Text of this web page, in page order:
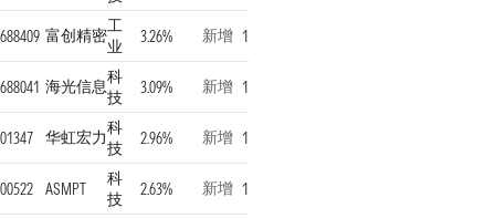
688409 富创精密工
业
3.26% 新增 1
688041 海光信息科
技
3.09% 新增 1
01347 华虹宏力科
技
2.96% 新增 1
00522 ASMPT
科
技
2.63% 新增 1